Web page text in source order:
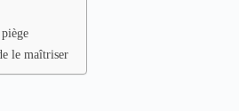
le maîtriser